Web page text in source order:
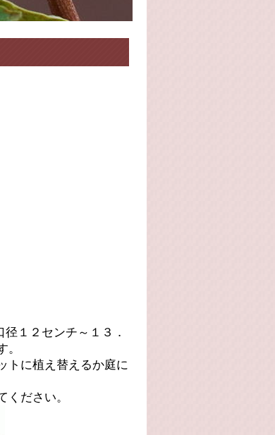
１２センチ～１３．
トに植え替えるか庭に
ださい。